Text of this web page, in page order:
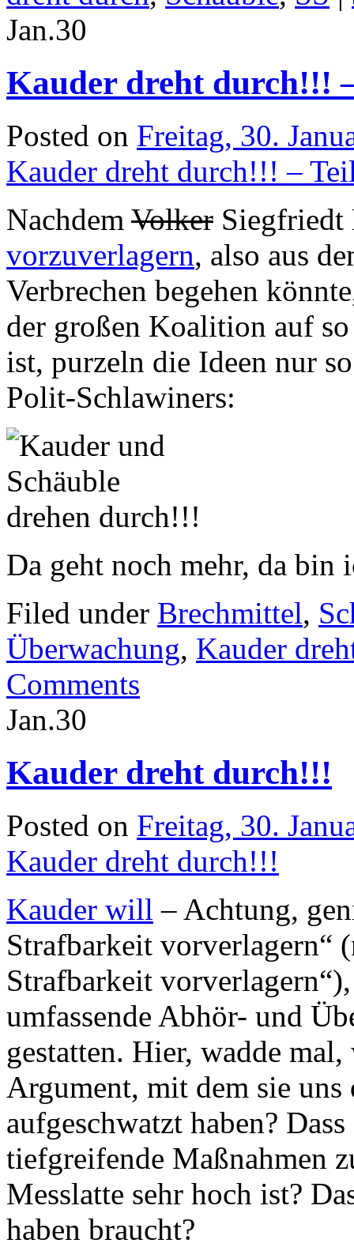
Jan.30
Kauder dreht durch!!!
Posted on Freitag, 30.
Kauder dreht durch!!! –
Nachdem Volker Siegfriedt
vorzuverlagern, also aus
Verbrechen begehen
der großen Koalition auf
ist, purzeln die Ideen nur
Polit-Schlawiners:
Da geht noch mehr, da bin
Filed under Brechmittel,
Überwachung, Kauder
Comments
Jan.30
Kauder dreht durch!!!
Posted on Freitag, 30.
Kauder dreht durch!!!
Kauder will – Achtung,
Strafbarkeit vorverlagern“
Strafbarkeit
umfassende Abhör- und
gestatten. Hier, wadde
Argument, mit dem sie uns
aufgeschwatzt haben?
tiefgreifende Maßnahmen
Messlatte sehr hoch ist?
haben braucht?